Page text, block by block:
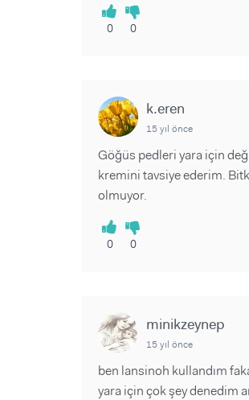
0 0
k.eren
15 yıl önce
Göğüs pedleri yara için
kremini tavsiye ederim.
olmuyor.
0 0
minikzeynep
15 yıl önce
ben lansinoh kullandım
yara için çok şey denedim